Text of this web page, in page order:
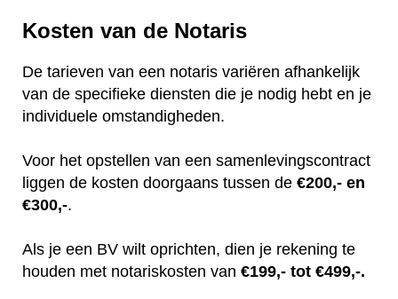
Kosten van de Notaris
De tarieven van een notaris variëren afhankelijk
van de specifieke diensten die je nodig hebt en je
individuele omstandigheden.
Voor het opstellen van een samenlevingscontract
liggen de kosten doorgaans tussen de €200,- en
€300,-.
Als je een BV wilt oprichten, dien je rekening te
houden met notariskosten van €199,- tot €499,-.